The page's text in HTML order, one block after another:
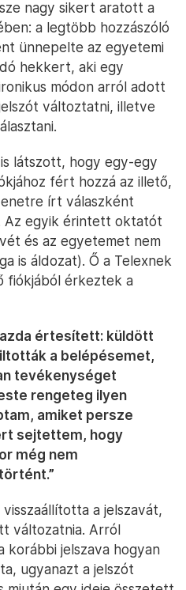
nagy sikert aratott a
a legtöbb hozzászóló
ünnepelte az egyetemi
hekkert, aki egy
módon arról adott
változtatni, illetve
látszott, hogy egy-egy
fért hozzá az illető,
írt válaszként
Az egyik érintett oktatót
és az egyetemet nem
is áldozat). Ő a Telexnek
fiókjából érkeztek a
értesített: küldött
a belépésemet,
tevékenységet
rengeteg ilyen
amiket persze
sejtettem, hogy
még nem
a jelszavát,
változatnia. Arról
korábbi jelszava hogyan
ugyanazt a jelszót